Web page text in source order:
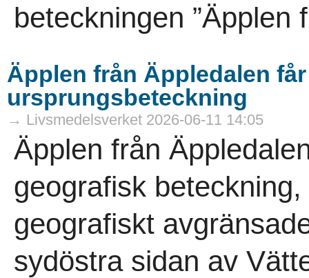
beteckningen ”Äpplen
Äpplen från Äppledalen
ursprungsbeteckning
→ Livsmedelsverket 2026-06-11 14:05
Äpplen från
geografisk
geografiskt
sydöstra sidan av